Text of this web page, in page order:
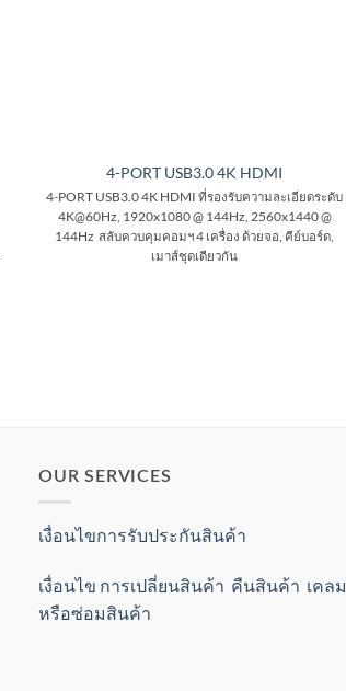
4-PORT USB3.0 4K HDMI
4-PORT USB3.0 4K HDMI ที่รองรับความละเอียดระดับ
4K@60Hz, 1920x1080 @ 144Hz, 2560x1440 @
144Hz สลับควบคุมคอมฯ 4 เครื่อง ด้วยจอ, คีย์บอร์ด,
เมาส์ชุดเดียวกัน
OUR SERVICES
เงื่อนไขการรับประกันสินค้า
เงื่อนไข การเปลี่ยนสินค้า คืนสินค้า เคลม
หรือซ่อมสินค้า